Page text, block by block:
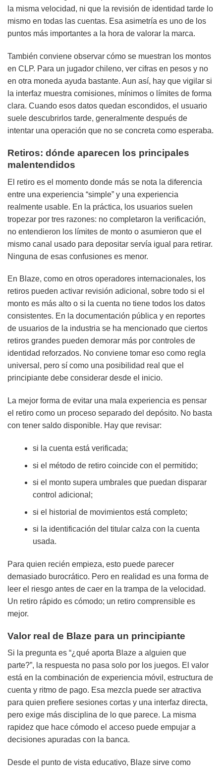
la misma velocidad, ni que la revisión de identidad tarde lo
mismo en todas las cuentas. Esa asimetría es uno de los
puntos más importantes a la hora de valorar la marca.
También conviene observar cómo se muestran los montos
en CLP. Para un jugador chileno, ver cifras en pesos y no
en otra moneda ayuda bastante. Aun así, hay que vigilar si
la interfaz muestra comisiones, mínimos o límites de forma
clara. Cuando esos datos quedan escondidos, el usuario
suele descubrirlos tarde, generalmente después de
intentar una operación que no se concreta como esperaba.
Retiros: dónde aparecen los principales
malentendidos
El retiro es el momento donde más se nota la diferencia
entre una experiencia “simple” y una experiencia
realmente usable. En la práctica, los usuarios suelen
tropezar por tres razones: no completaron la verificación,
no entendieron los límites de monto o asumieron que el
mismo canal usado para depositar servía igual para retirar.
Ninguna de esas confusiones es menor.
En Blaze, como en otros operadores internacionales, los
retiros pueden activar revisión adicional, sobre todo si el
monto es más alto o si la cuenta no tiene todos los datos
consistentes. En la documentación pública y en reportes
de usuarios de la industria se ha mencionado que ciertos
retiros grandes pueden demorar más por controles de
identidad reforzados. No conviene tomar eso como regla
universal, pero sí como una posibilidad real que el
principiante debe considerar desde el inicio.
La mejor forma de evitar una mala experiencia es pensar
el retiro como un proceso separado del depósito. No basta
con tener saldo disponible. Hay que revisar:
si la cuenta está verificada;
si el método de retiro coincide con el permitido;
si el monto supera umbrales que puedan disparar
control adicional;
si el historial de movimientos está completo;
si la identificación del titular calza con la cuenta
usada.
Para quien recién empieza, esto puede parecer
demasiado burocrático. Pero en realidad es una forma de
leer el riesgo antes de caer en la trampa de la velocidad.
Un retiro rápido es cómodo; un retiro comprensible es
mejor.
Valor real de Blaze para un principiante
Si la pregunta es “¿qué aporta Blaze a alguien que
parte?”, la respuesta no pasa solo por los juegos. El valor
está en la combinación de experiencia móvil, estructura de
cuenta y ritmo de pago. Esa mezcla puede ser atractiva
para quien prefiere sesiones cortas y una interfaz directa,
pero exige más disciplina de lo que parece. La misma
rapidez que hace cómodo el acceso puede empujar a
decisiones apuradas con la banca.
Desde el punto de vista educativo, Blaze sirve como